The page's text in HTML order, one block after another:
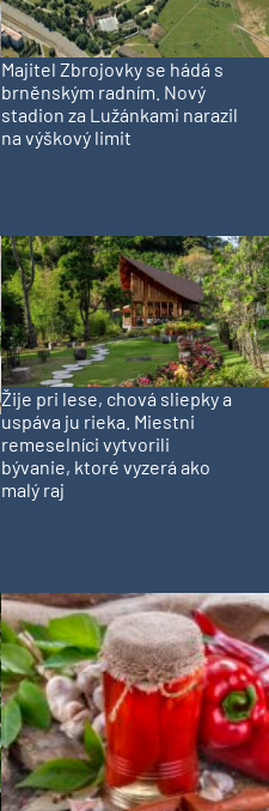
Majitel Zbrojovky se hádá s
brněnským radním. Nový
stadion za Lužánkami narazil
na výškový limit
Žije pri lese, chová sliepky a
uspáva ju rieka. Miestni
remeselníci vytvorili
bývanie, ktoré vyzerá ako
malý raj